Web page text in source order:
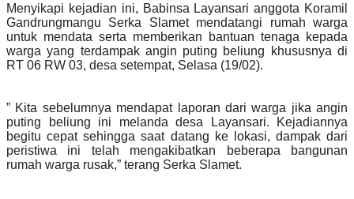
Menyikapi kejadian ini, Babinsa Layansari anggota Koramil
Gandrungmangu Serka Slamet mendatangi rumah warga
untuk mendata serta memberikan bantuan tenaga kepada
warga yang terdampak angin puting beliung khususnya di
RT 06 RW 03, desa setempat, Selasa (19/02).
” Kita sebelumnya mendapat laporan dari warga jika angin
puting beliung ini melanda desa Layansari. Kejadiannya
begitu cepat sehingga saat datang ke lokasi, dampak dari
peristiwa ini telah mengakibatkan beberapa bangunan
rumah warga rusak,” terang Serka Slamet.